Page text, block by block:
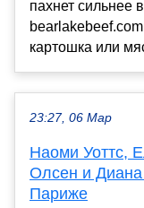
пахнет сильнее
картошка или
23:27, 06 Мар
Наоми Уоттс,
Олсен и
Париже